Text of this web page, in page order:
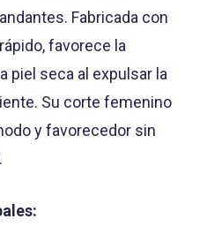
Fabricada con
favorece la
piel seca al expulsar la
Su corte femenino
y favorecedor sin